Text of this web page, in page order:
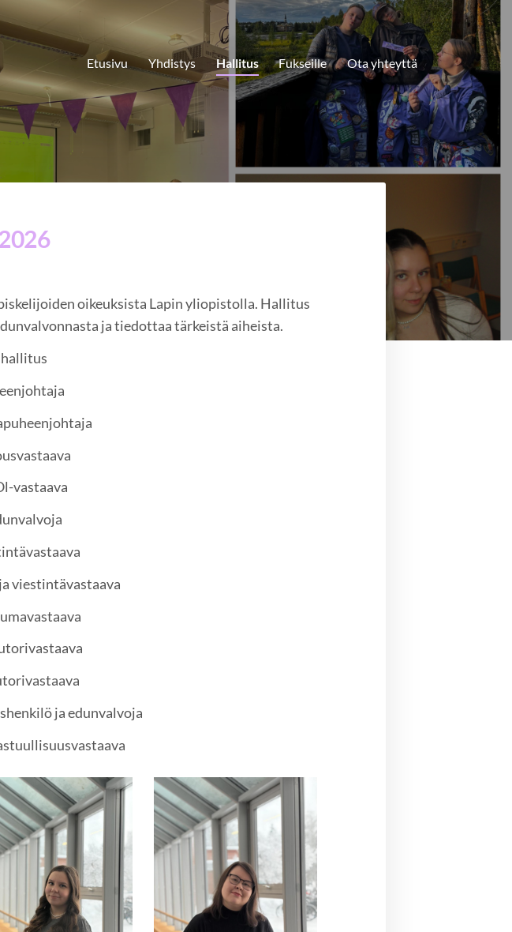
Etusivu Yhdistys Hallitus Fukseille Ota yhteyttä
oikeuksista Lapin yliopistolla. Hallitus
ja tiedottaa tärkeistä aiheista.
vastaava
viestintävastaava
ja edunvalvoja